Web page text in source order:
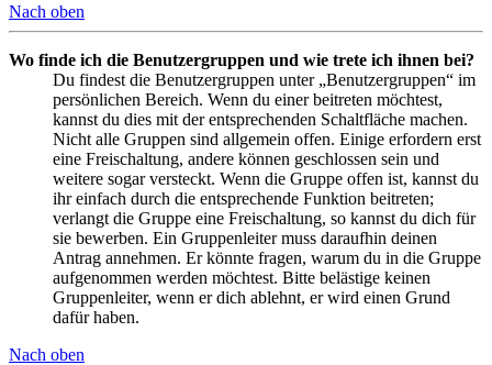
Nach oben
Wo finde ich die Benutzergruppen und wie trete ich ihnen bei?
Du findest die Benutzergruppen unter „Benutzergruppen“ im
persönlichen Bereich. Wenn du einer beitreten möchtest,
kannst du dies mit der entsprechenden Schaltfläche machen.
Nicht alle Gruppen sind allgemein offen. Einige erfordern erst
eine Freischaltung, andere können geschlossen sein und
weitere sogar versteckt. Wenn die Gruppe offen ist, kannst du
ihr einfach durch die entsprechende Funktion beitreten;
verlangt die Gruppe eine Freischaltung, so kannst du dich für
sie bewerben. Ein Gruppenleiter muss daraufhin deinen
Antrag annehmen. Er könnte fragen, warum du in die Gruppe
aufgenommen werden möchtest. Bitte belästige keinen
Gruppenleiter, wenn er dich ablehnt, er wird einen Grund
dafür haben.
Nach oben